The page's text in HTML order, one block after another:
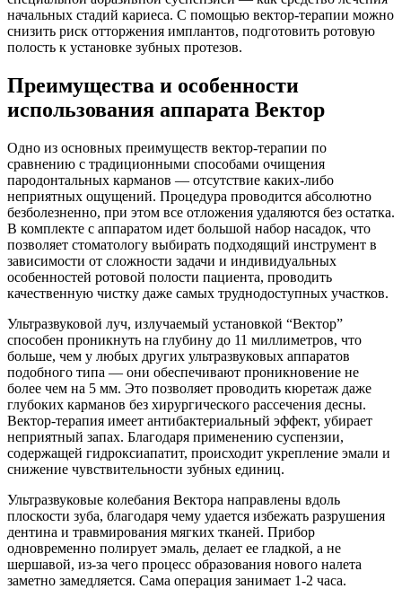
начальных стадий кариеса. С помощью вектор-терапии можно
снизить риск отторжения имплантов, подготовить ротовую
полость к установке зубных протезов.
Преимущества и особенности
использования аппарата Вектор
Одно из основных преимуществ вектор-терапии по
сравнению с традиционными способами очищения
пародонтальных карманов — отсутствие каких-либо
неприятных ощущений. Процедура проводится абсолютно
безболезненно, при этом все отложения удаляются без остатка.
В комплекте с аппаратом идет большой набор насадок, что
позволяет стоматологу выбирать подходящий инструмент в
зависимости от сложности задачи и индивидуальных
особенностей ротовой полости пациента, проводить
качественную чистку даже самых труднодоступных участков.
Ультразвуковой луч, излучаемый установкой “Вектор”
способен проникнуть на глубину до 11 миллиметров, что
больше, чем у любых других ультразвуковых аппаратов
подобного типа — они обеспечивают проникновение не
более чем на 5 мм. Это позволяет проводить кюретаж даже
глубоких карманов без хирургического рассечения десны.
Вектор-терапия имеет антибактериальный эффект, убирает
неприятный запах. Благодаря применению суспензии,
содержащей гидроксиапатит, происходит укрепление эмали и
снижение чувствительности зубных единиц.
Ультразвуковые колебания Вектора направлены вдоль
плоскости зуба, благодаря чему удается избежать разрушения
дентина и травмирования мягких тканей. Прибор
одновременно полирует эмаль, делает ее гладкой, а не
шершавой, из-за чего процесс образования нового налета
заметно замедляется. Сама операция занимает 1-2 часа.